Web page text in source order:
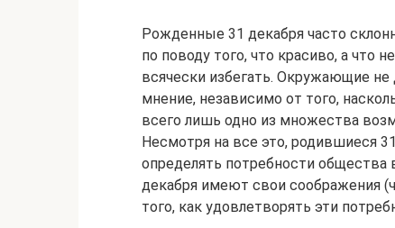
Рожденные 31 декабря часто
по поводу того, что красиво, а что
всячески избегать. Окружающие
мнение, независимо от того,
всего лишь одно из множества
Несмотря на все это, родившиеся
определять потребности
декабря имеют свои соображения
того, как удовлетворять эти